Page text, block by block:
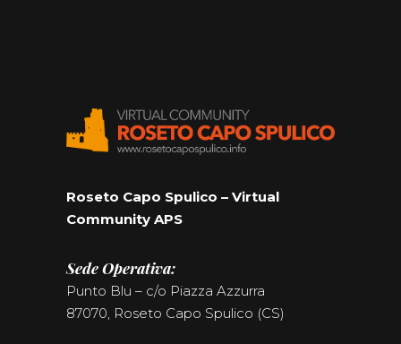
Roseto Capo Spulico – Virtual
Community APS
Sede Operativa:
Punto Blu – c/o Piazza Azzurra
87070, Roseto Capo Spulico (CS)